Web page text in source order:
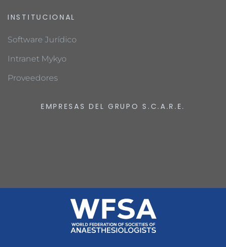
INSTITUCIONAL
Software Jurídico
Intranet Mykyo
Proveedores
EMPRESAS DEL GRUPO S.C.A.R.E.